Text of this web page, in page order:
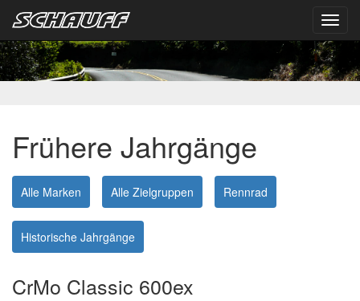
Frühere Jahrgänge
Alle Marken Alle Zielgruppen Rennrad
Historische Jahrgänge
CrMo Classic 600ex